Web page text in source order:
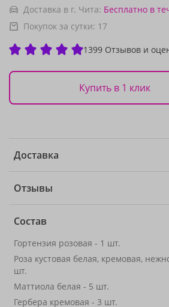
Доставка в г. Чита: Бесплатно в
Покупок за сутки: 17
1399 Отзывов и
Купить в 1 клик
Доставка
Отзывы
Состав
Гортензия розовая - 1 шт.
Роза кустовая белая, кремовая,
шт.
Маттиола белая - 5 шт.
Гербера кремовая - 3 шт.